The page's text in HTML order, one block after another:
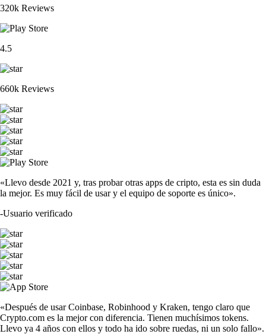
320k Reviews
4.5
660k Reviews
«Llevo desde 2021 y, tras probar otras apps de cripto, esta es sin duda
la mejor. Es muy fácil de usar y el equipo de soporte es único».
-Usuario verificado
«Después de usar Coinbase, Robinhood y Kraken, tengo claro que
Crypto.com es la mejor con diferencia. Tienen muchísimos tokens.
Llevo ya 4 años con ellos y todo ha ido sobre ruedas, ni un solo fallo».